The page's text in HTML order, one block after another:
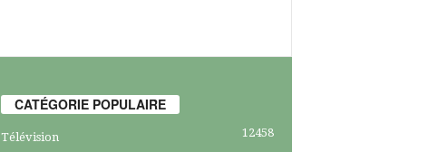
CATÉGORIE POPULAIRE
Télévision 12458